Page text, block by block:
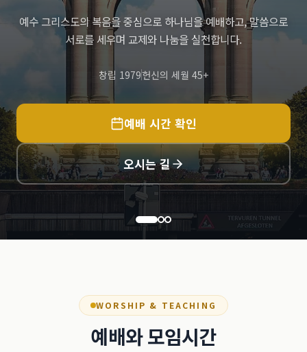
예수 그리스도의 복음을 중심으로 하나님을 예배하고, 말씀으로
서로를 세우며 교제와 나눔을 실천합니다.
창립 1979헌신의 세월 45+
예배 시간 확인
오시는 길
WORSHIP & TEACHING
예배와 모임시간